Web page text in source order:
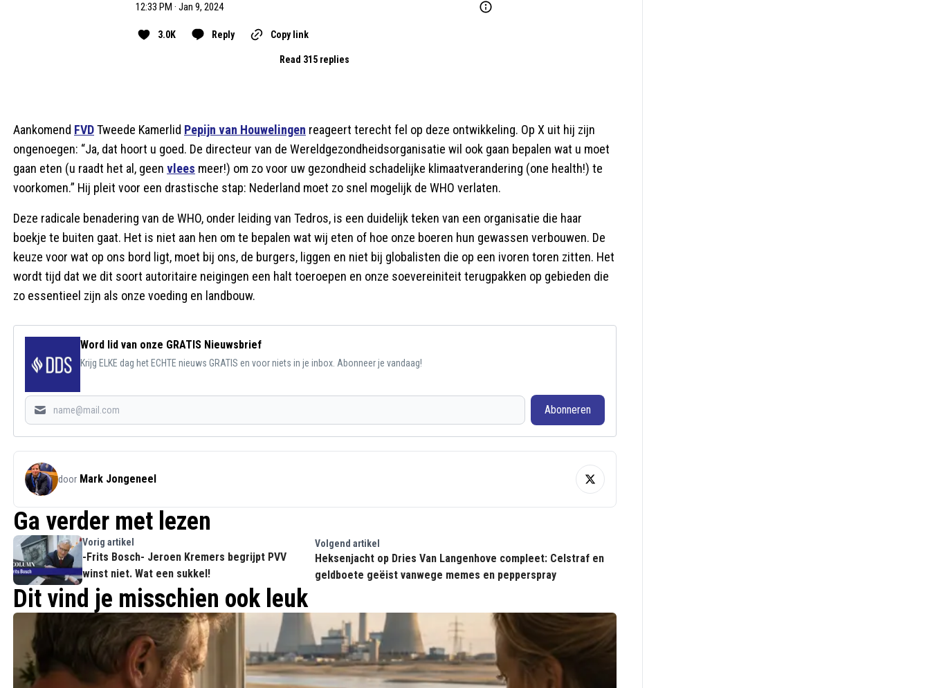
12:33 PM · Jan 9, 2024
3.0K Reply Copy link
Read 315 replies
Aankomend FVDTweede Kamerlid Pepijn van Houwelingen reageert terecht fel op deze ontwikkeling. Op X uit hij zijn
ongenoegen: “Ja, dat hoort u goed. De directeur van de Wereldgezondheidsorganisatie wil ook gaan bepalen wat u moet
gaan eten (u raadt het al, geen vlees meer!) om zo voor uw gezondheid schadelijke klimaatverandering (one health!) te
voorkomen.” Hij pleit voor een drastische stap: Nederland moet zo snel mogelijk de WHO verlaten.
Deze radicale benadering van de WHO, onder leiding van Tedros, is een duidelijk teken van een organisatie die haar
boekje te buiten gaat. Het is niet aan hen om te bepalen wat wij eten of hoe onze boeren hun gewassen verbouwen. De
keuze voor wat op ons bord ligt, moet bij ons, de burgers, liggen en niet bij globalisten die op een ivoren toren zitten. Het
wordt tijd dat we dit soort autoritaire neigingen een halt toeroepen en onze soevereiniteit terugpakken op gebieden die
zo essentieel zijn als onze voeding en landbouw.
Word lid van onze GRATIS Nieuwsbrief
Krijg ELKE dag het ECHTE nieuws GRATIS en voor niets in je inbox. Abonneer je vandaag!
Abonneren
door Mark Jongeneel
Ga verder met lezen
Vorig artikel
-Frits Bosch- Jeroen Kremers begrijpt PVV
winst niet. Wat een sukkel!
Volgend artikel
Heksenjacht op Dries Van Langenhove compleet: Celstraf en
geldboete geëist vanwege memes en pepperspray
Dit vind je misschien ook leuk